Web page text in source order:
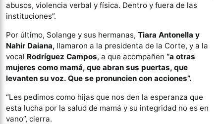
abusos, violencia verbal y física. Dentro y fuera de las
instituciones”.
Por último, Solange y sus hermanas, Tiara Antonella y
Nahir Daiana, llamaron a la presidenta de la Corte, y a la
vocal Rodríguez Campos, a que acompañen “a otras
mujeres como mamá, que abran sus puertas, que
levanten su voz. Que se pronuncien con acciones”.
“Les pedimos como hijas que nos den la esperanza que
esta lucha por la salud de mamá y su integridad no es en
vano”, cierra.